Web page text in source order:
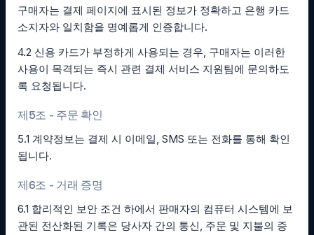
구매자는 결제 페이지에 표시된 정보가 정확하고 은행 카드
소지자와 일치함을 명예롭게 인증합니다.
4.2 신용 카드가 부정하게 사용되는 경우, 구매자는 이러한
사용이 목격되는 즉시 관련 결제 서비스 지원팀에 문의하도
록 요청됩니다.
제5조 - 주문 확인
5.1 계약정보는 결제 시 이메일, SMS 또는 전화를 통해 확인
됩니다.
제6조 - 거래 증명
6.1 합리적인 보안 조건 하에서 판매자의 컴퓨터 시스템에 보
관된 전산화된 기록은 당사자 간의 통신, 주문 및 지불의 증